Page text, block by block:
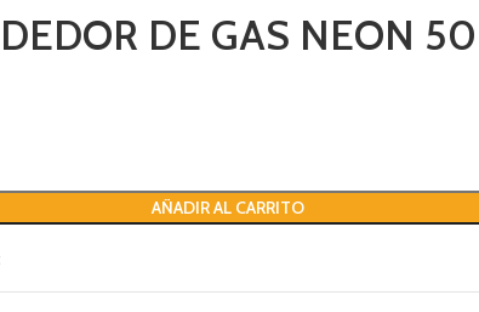
DE GAS NEON
AÑADIR AL CARRITO